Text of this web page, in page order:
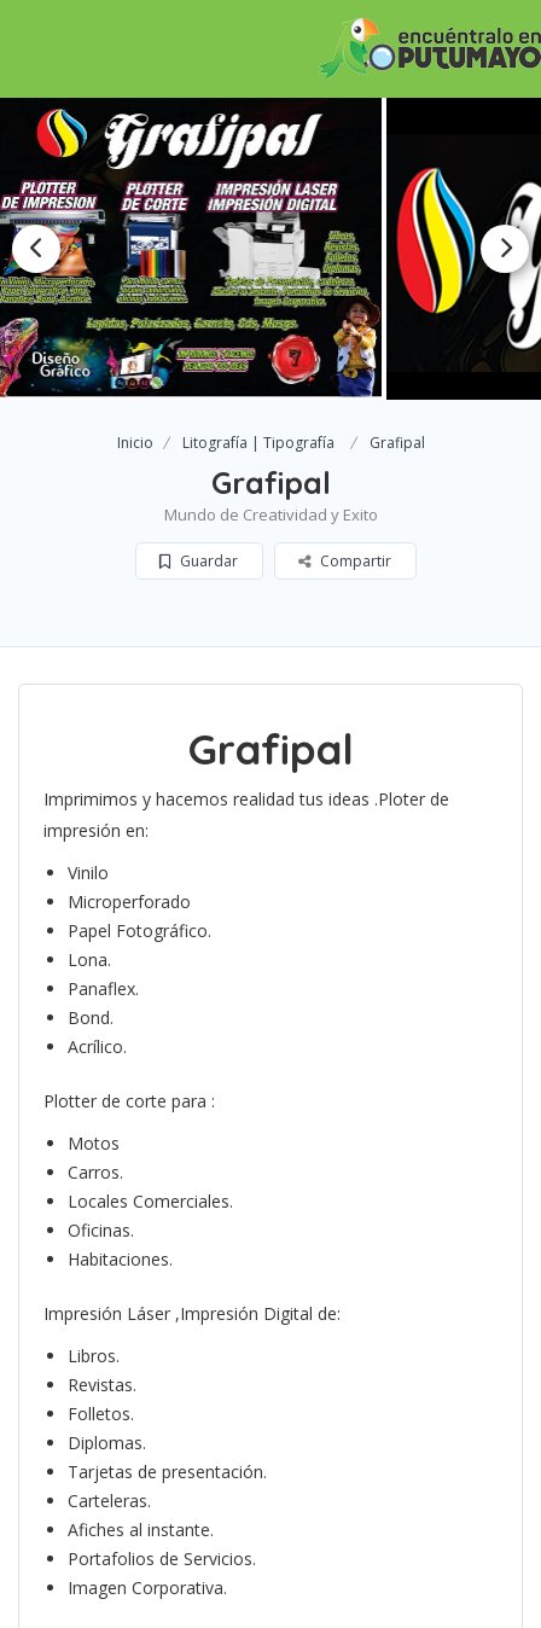
Inicio Litografía | Tipografía Grafipal
Grafipal
Mundo de Creatividad y Exito
Guardar Compartir
Grafipal
Imprimimos y hacemos realidad tus ideas .Ploter de
impresión en:
Vinilo
Microperforado
Papel Fotográfico.
Lona.
Panaflex.
Bond.
Acrílico.
Plotter de corte para :
Motos
Carros.
Locales Comerciales.
Oficinas.
Habitaciones.
Impresión Láser ,Impresión Digital de:
Libros.
Revistas.
Folletos.
Diplomas.
Tarjetas de presentación.
Carteleras.
Afiches al instante.
Portafolios de Servicios.
Imagen Corporativa.